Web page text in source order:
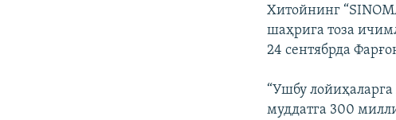
Хитойнинг
шаҳрига тоза
24 сентябрда
“Ушбу
муддатга 300